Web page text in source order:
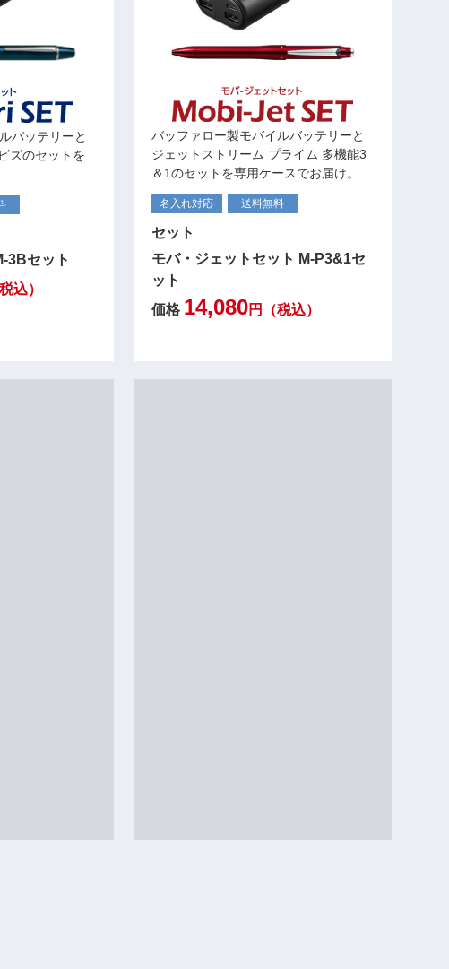
バッテリーと
ズのセットを
3Bセット
込）
バッファロー製モバイルバッテリーと
ジェットストリーム プライム 多機能3
＆1のセットを専用ケースでお届け。
名入れ対応 送料無料
セット
モバ・ジェットセット M-P3&1セ
ット
価格 14,080円（税込）